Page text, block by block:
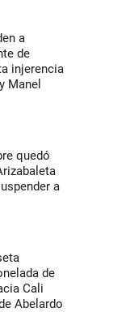
a
de
injerencia
Manel
quedó
a
de
Cali
Abelardo